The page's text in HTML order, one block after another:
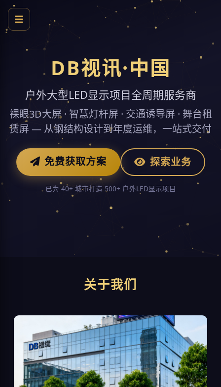
DB视讯·中国
户外大型LED显示项目全周期服务商
裸眼3D大屏 · 智慧灯杆屏 · 交通诱导屏 · 舞台租
赁屏 — 从钢结构设计到年度运维，一站式交付
免费获取方案 探索业务
已为 40+ 城市打造 500+ 户外LED显示项目
关于我们